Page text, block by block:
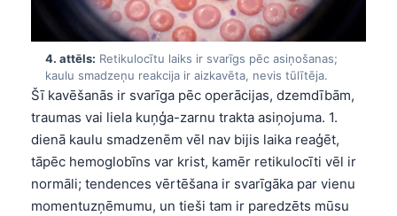
4. attēls: Retikulocītu laiks ir svarīgs pēc asiņošanas;
kaulu smadzeņu reakcija ir aizkavēta, nevis tūlītēja.
Šī kavēšanās ir svarīga pēc operācijas, dzemdībām,
traumas vai liela kuņģa-zarnu trakta asiņojuma. 1.
dienā kaulu smadzenēm vēl nav bijis laika reaģēt,
tāpēc hemoglobīns var krist, kamēr retikulocīti vēl ir
normāli; tendences vērtēšana ir svarīgāka par vienu
momentuzņēmumu, un tieši tam ir paredzēts mūsu